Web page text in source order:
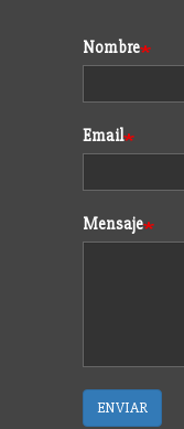
Formulario
Nombre
Email
Mensaje
ENVIAR